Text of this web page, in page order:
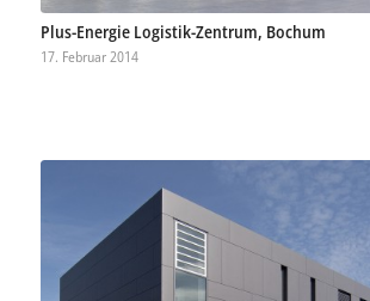
Plus-Energie Logistik-Zentrum, Bochum
17. Februar 2014